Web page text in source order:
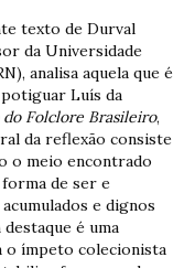
texto de Durval
da Universidade
analisa aquela que é
Luís da
Folclore Brasileiro,
da reflexão consiste
o meio encontrado
de ser e
e dignos
é uma
o ímpeto colecionista